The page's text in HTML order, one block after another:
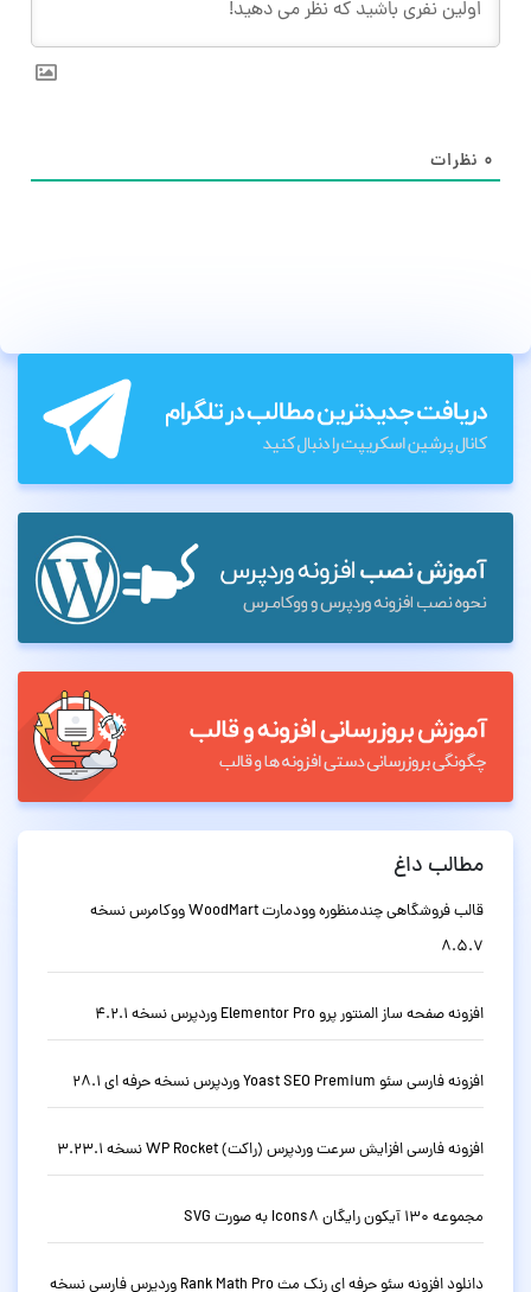
۰ نظرات
مطالب داغ
قالب فروشگاهی چندمنظوره وودمارت WoodMart ووکامرس نسخه
8.5.7
افزونه صفحه ساز المنتور پرو Elementor Pro وردپرس نسخه 4.2.1
افزونه فارسی سئو Yoast SEO Premium وردپرس نسخه حرفه ای 28.1
افزونه فارسی افزایش سرعت وردپرس (راکت) WP Rocket نسخه 3.23.1
مجموعه 130 آیکون رایگان Icons8 به صورت SVG
دانلود افزونه سئو حرفه ای رنک مث Rank Math Pro وردپرس فارسی نسخه